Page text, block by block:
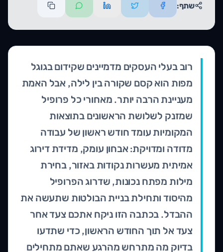
שתף:
רוב בעלי העסקים מדמיינים שקידום בגוגל
מפות הוא קסם שקורה בין לילה, אבל האמת
מעניינת הרבה יותר. מאחורי כל פרופיל
שמזנק לשלושת הראשונים בתוצאות
המקומיות עומד חודש ראשון של עבודה
מדודה ומדויקת: אבחון עומק, מדידת דירוג
אמיתית מעשרות נקודות באזור, בחירת
מילות מפתח נכונות, שדרוג הפרופיל
מהיסוד ותחילת בניית הבולטות שתעשה את
ההבדל. בכתבה הזו ניקח אתכם צעד אחר
צעד אל תוך החודש הראשון, כדי שתדעו
בדיוק מה מתרחש מהרגע שאתם מתחילים